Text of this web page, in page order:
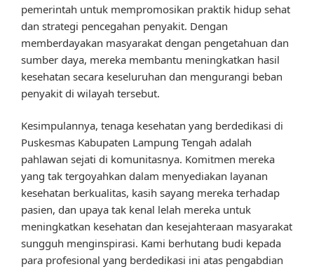
pemerintah untuk mempromosikan praktik hidup sehat
dan strategi pencegahan penyakit. Dengan
memberdayakan masyarakat dengan pengetahuan dan
sumber daya, mereka membantu meningkatkan hasil
kesehatan secara keseluruhan dan mengurangi beban
penyakit di wilayah tersebut.
Kesimpulannya, tenaga kesehatan yang berdedikasi di
Puskesmas Kabupaten Lampung Tengah adalah
pahlawan sejati di komunitasnya. Komitmen mereka
yang tak tergoyahkan dalam menyediakan layanan
kesehatan berkualitas, kasih sayang mereka terhadap
pasien, dan upaya tak kenal lelah mereka untuk
meningkatkan kesehatan dan kesejahteraan masyarakat
sungguh menginspirasi. Kami berhutang budi kepada
para profesional yang berdedikasi ini atas pengabdian